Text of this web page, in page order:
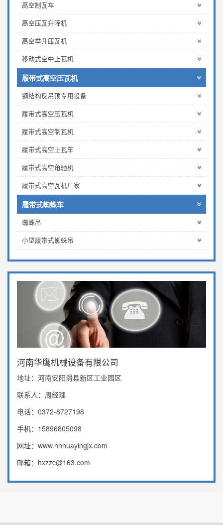
高空制瓦车
高空压瓦升降机
高空举升压瓦机
移动式空中上瓦机
履带式高空压瓦机
钢结构反吊顶专用设备
履带式高空压瓦机
履带式高空制瓦机
履带式高空上瓦车
履带式高空角驰机
履带式高空瓦机厂家
履带式蜘蛛车
蜘蛛吊
小型履带式蜘蛛吊
河南华鹰机械设备有限公司
地址：河南安阳滑县新区工业园区
联系人：周经理
电话：0372-8727198
手机：15896805098
网址：www.hnhuayingjx.com
邮箱：hxzzc@163.com